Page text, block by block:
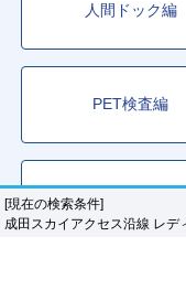
[現在の検索条件]
成田スカイアクセス沿線 レデ
人間ドック編
PET検査編
人間ドック＋脳ドッ